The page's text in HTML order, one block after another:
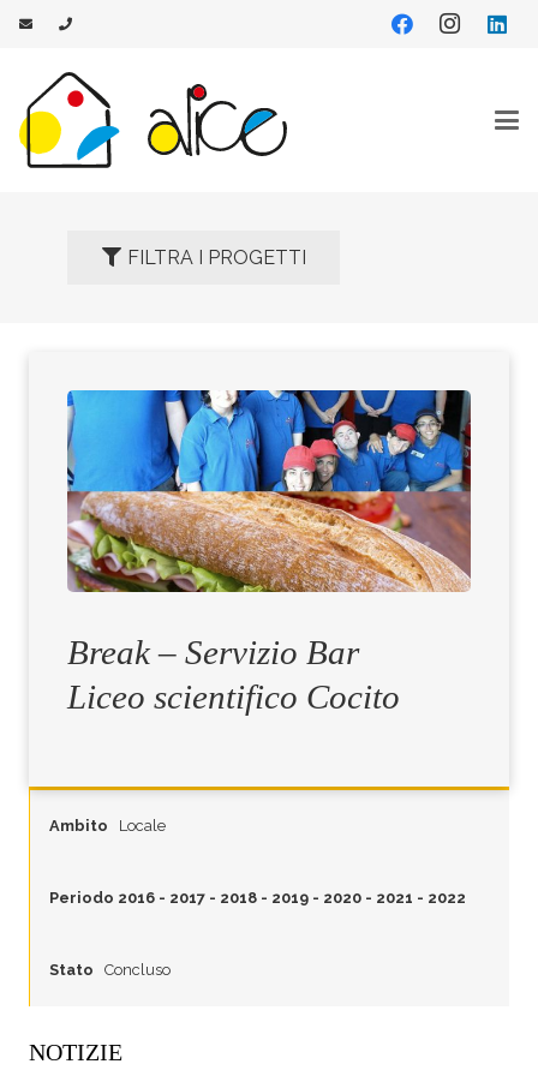
FILTRA I PROGETTI
Break – Servizio Bar
Liceo scientifico Cocito
Ambito Locale
Periodo 2016 - 2017 - 2018 - 2019 - 2020 - 2021 - 2022
Stato Concluso
NOTIZIE